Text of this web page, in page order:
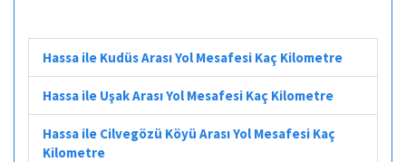
Hassa ile Kudüs Arası Yol Mesafesi Kaç Kilometre
Hassa ile Uşak Arası Yol Mesafesi Kaç Kilometre
Hassa ile Cilvegözü Köyü Arası Yol Mesafesi Kaç
Kilometre